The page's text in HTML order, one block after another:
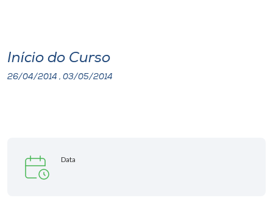
I.nova
CPA
Início do Curso
26/04/2014 , 03/05/2014
Data